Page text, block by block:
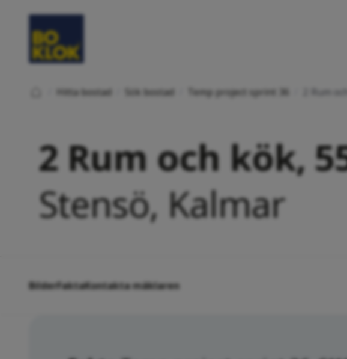
Hitta bostad Sök bostad Temp project sprint 36 2 Rum
2 Rum och kök,
Stensö, Kalmar
BilderFaktaKontakta mäklaren